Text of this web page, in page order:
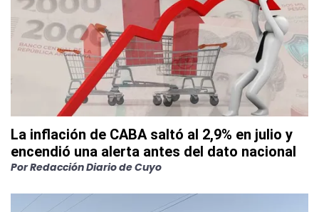
La inflación de CABA saltó al 2,9% en julio y
encendió una alerta antes del dato nacional
PorRedacción Diario de Cuyo